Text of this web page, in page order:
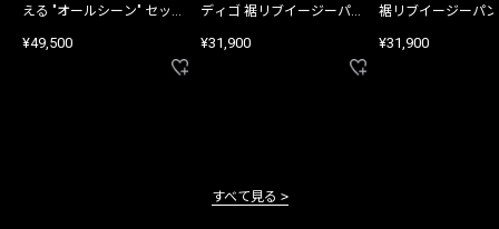
える "オールシーン" セット
¥49,500
ディゴ 裾リブイージーパン
¥31,900
裾リブイージーパ
¥31,900
すべて見る